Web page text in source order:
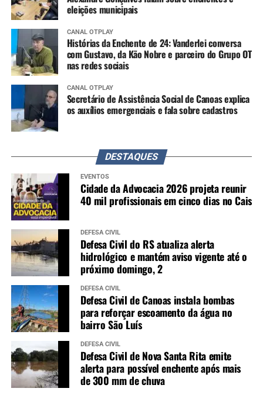
eleições municipais
CANAL OTPLAY
Histórias da Enchente de 24: Vanderlei conversa
com Gustavo, da Kão Nobre e parceiro do Grupo OT
nas redes sociais
CANAL OTPLAY
Secretário de Assistência Social de Canoas explica
os auxílios emergenciais e fala sobre cadastros
DESTAQUES
EVENTOS
Cidade da Advocacia 2026 projeta reunir
40 mil profissionais em cinco dias no Cais
DEFESA CIVIL
Defesa Civil do RS atualiza alerta
hidrológico e mantém aviso vigente até o
próximo domingo, 2
DEFESA CIVIL
Defesa Civil de Canoas instala bombas
para reforçar escoamento da água no
bairro São Luís
DEFESA CIVIL
Defesa Civil de Nova Santa Rita emite
alerta para possível enchente após mais
de 300 mm de chuva